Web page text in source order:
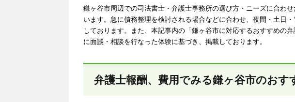
鎌ヶ谷市周辺での司法書士・弁護士事務所の選び方・ニーズに合わ
います。急に債務整理を検討される場合などに合わせ、夜間・土日
しております。また、本記事内の「鎌ヶ谷市に対応するおすすめの
に面談・相談を行なった体験に基づき、掲載しております。
弁護士報酬、費用でみる鎌ヶ谷市のおす